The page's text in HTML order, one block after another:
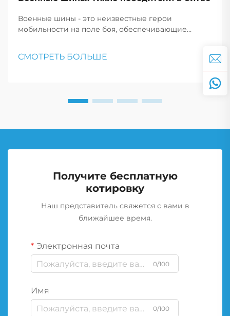
Военные шины - это неизвестные герои
мобильности на поле боя, обеспечивающие
успеха миссии и безопасности войск.
СМОТРЕТЬ БОЛЬШЕ
Получите бесплатную
котировку
Наш представитель свяжется с вами в
ближайшее время.
Электронная почта
0/100
Имя
0/100